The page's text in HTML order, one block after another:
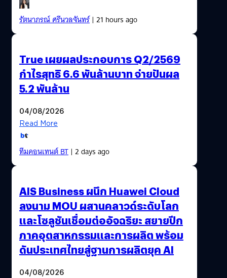
รัตนาภรณ์ ศรีนวลจันทร์| 21 hours ago
True เผยผลประกอบการ Q2/2569
กำไรสุทธิ 6.6 พันล้านบาท จ่ายปันผล
5.2 พันล้าน
04/08/2026
Read More
ทีมคอนเทนต์ BT| 2 days ago
AIS Business ผนึก Huawei Cloud
ลงนาม MOU ผสานคลาวด์ระดับโลก
และโซลูชันเชื่อมต่ออัจฉริยะ สยายปีก
ภาคอุตสาหกรรมและการผลิต พร้อม
ดันประเทศไทยสู่ฐานการผลิตยุค AI
04/08/2026